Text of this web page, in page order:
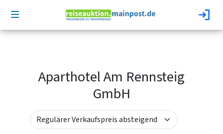
Aparthotel Am Rennsteig
GmbH